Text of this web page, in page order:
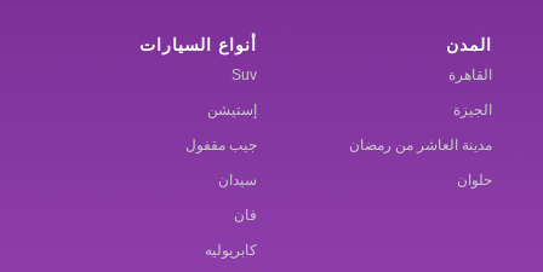
المدن
القاهرة
الجيزة
مدينة العاشر من رمضان
حلوان
أنواع السيارات
Suv
إستيشن
جيب مقفول
سيدان
فان
كابريوليه